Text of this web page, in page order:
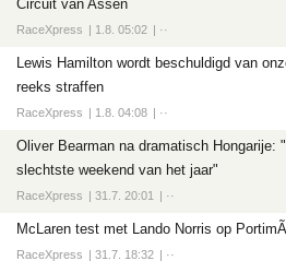
Circuit van Assen
RaceXpress 1.8. 05:02 ··
Lewis Hamilton wordt beschuldigd van
reeks straffen
RaceXpress 1.8. 04:08 ··
Oliver Bearman na dramatisch Hongarije:
slechtste weekend van het jaar"
RaceXpress 31.7. 20:01 ··
McLaren test met Lando Norris op
RaceXpress 31.7. 18:32 ··